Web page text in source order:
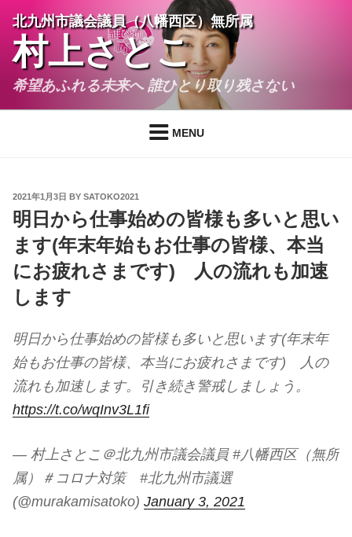
content
北九州市議会議員（八幡西区）無所属
村上さとこ
希望あふれる未来へ 誰ひとり取り残さない
MENU
POSTED
ON
2021年1月3日 BY SATOKO2021
明日から仕事始めの皆様も多いと思い
ます(年末年始もお仕事の皆様、本当
にお疲れさまです) 人の流れも加速
します
明日から仕事始めの皆様も多いと思います(年末年
始もお仕事の皆様、本当にお疲れさまです) 人の
流れも加速します。引き続き警戒しましょう。
https://t.co/wqInv3L1fi
— 村上さとこ＠北九州市議会議員 #八幡西区（無所
属）＃コロナ対策 #北九州市議選
(@murakamisatoko) January 3, 2021